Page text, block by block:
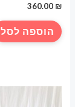
360.00 ₪
הוספה לסל